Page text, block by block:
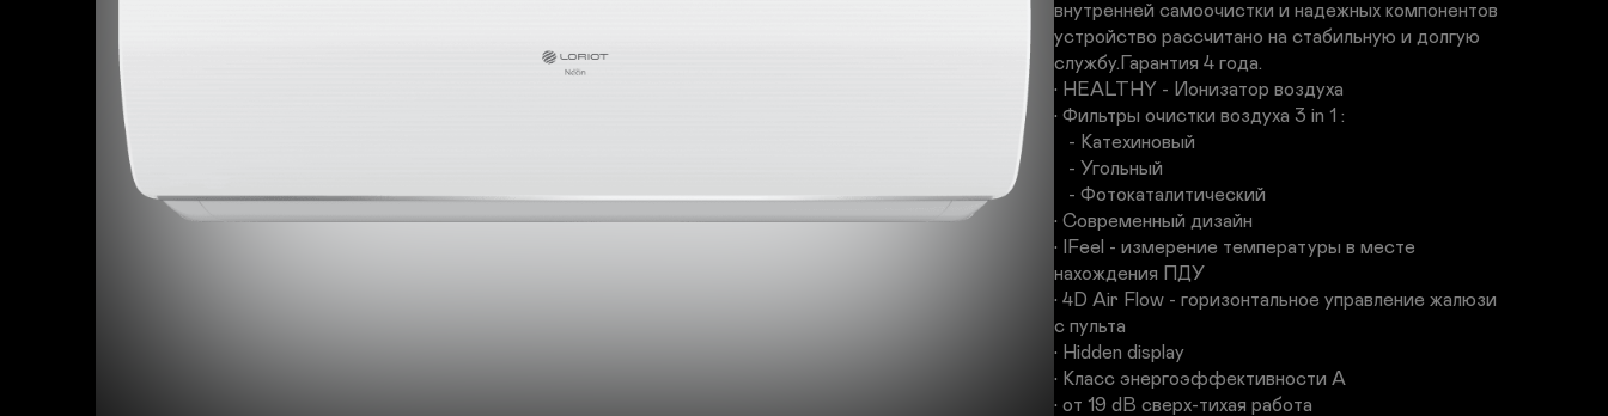
внутренней самоочистки и надежных компонентов
устройство рассчитано на стабильную и долгую
службу.Гарантия 4 года.
• HEALTHY - Ионизатор воздуха
• Фильтры очистки воздуха 3 in 1 :
• Современный дизайн
• IFeel - измерение температуры в месте
нахождения ПДУ
• 4D Air Flow - горизонтальное управление жалюзи
с пульта
• Hidden display
• Класс энергоэффективности А
• от 19 dB cверх-тихая работа